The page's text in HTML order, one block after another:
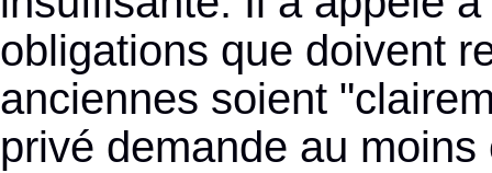
obligations que doivent
anciennes soient
privé demande au moins